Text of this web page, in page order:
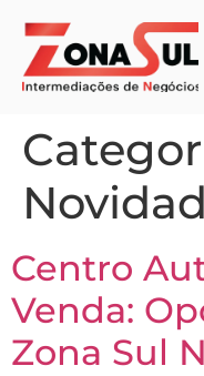
Centro
Venda:
Zona Sul